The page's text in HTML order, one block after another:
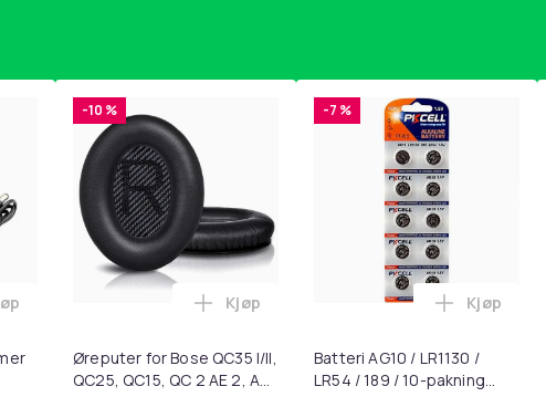
motstandsbånd - mage- og kjernetrening, yoga og
SCART til HDMI-omformer 1080p i handlekurven
-10 %
Øreputer for Bose QC35 I/II,
QC25, QC15, QC 2 AE 2, AE
Legg Øreputer for Bose QC35 I/II, QC25,
Kjøp
-7 %
Batteri AG10 / LR1130 /
LR54 / 189 / 10-pakning
Legg
Kjøp